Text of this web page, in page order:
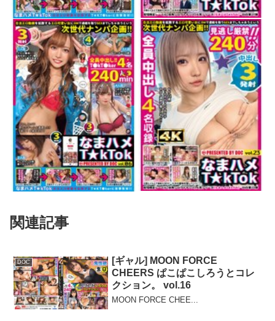
関連記事
DOC
[ギャル] MOON FORCE
CHEERS ぱこぱこしろうとコレ
クション。 vol.16
MOON FORCE CHEE...